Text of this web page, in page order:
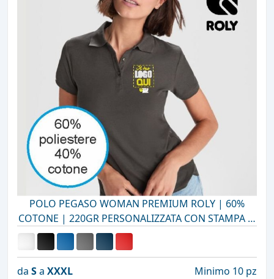
POLO PEGASO WOMAN PREMIUM ROLY | 60%
COTONE | 220GR PERSONALIZZATA CON STAMPA O
RICAMO
da Sa XXXL Minimo 10 pz